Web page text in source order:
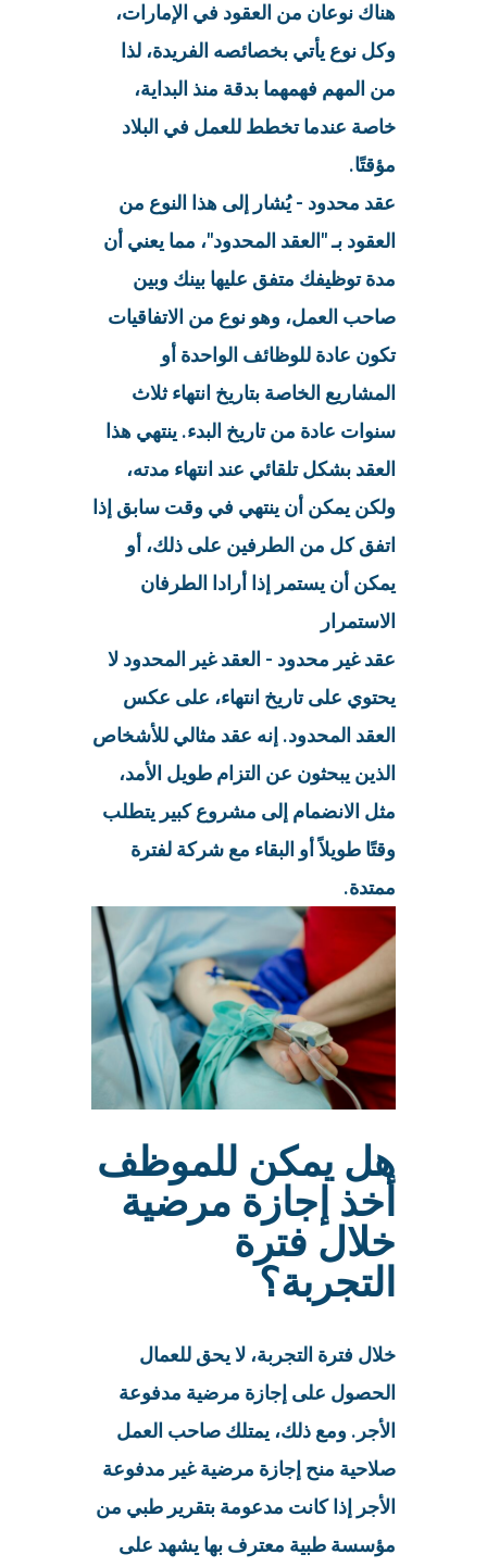
هناك نوعان من العقود في الإمارات،
وكل نوع يأتي بخصائصه الفريدة، لذا
من المهم فهمهما بدقة منذ البداية،
خاصة عندما تخطط للعمل في البلاد
مؤقتًا.
عقد محدود - يُشار إلى هذا النوع من
العقود بـ "العقد المحدود"، مما يعني أن
مدة توظيفك متفق عليها بينك وبين
صاحب العمل، وهو نوع من الاتفاقيات
تكون عادة للوظائف الواحدة أو
المشاريع الخاصة بتاريخ انتهاء ثلاث
سنوات عادة من تاريخ البدء. ينتهي هذا
العقد بشكل تلقائي عند انتهاء مدته،
ولكن يمكن أن ينتهي في وقت سابق إذا
اتفق كل من الطرفين على ذلك، أو
يمكن أن يستمر إذا أرادا الطرفان
الاستمرار
عقد غير محدود - العقد غير المحدود لا
يحتوي على تاريخ انتهاء، على عكس
العقد المحدود. إنه عقد مثالي للأشخاص
الذين يبحثون عن التزام طويل الأمد،
مثل الانضمام إلى مشروع كبير يتطلب
وقتًا طويلاً أو البقاء مع شركة لفترة
ممتدة.
هل يمكن للموظف
أخذ إجازة مرضية
خلال فترة
التجربة؟
خلال فترة التجربة، لا يحق للعمال
الحصول على إجازة مرضية مدفوعة
الأجر. ومع ذلك، يمتلك صاحب العمل
صلاحية منح إجازة مرضية غير مدفوعة
الأجر إذا كانت مدعومة بتقرير طبي من
مؤسسة طبية معترف بها يشهد على